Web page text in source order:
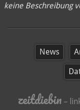
keine Beschreibung
News
zeitdiebin –